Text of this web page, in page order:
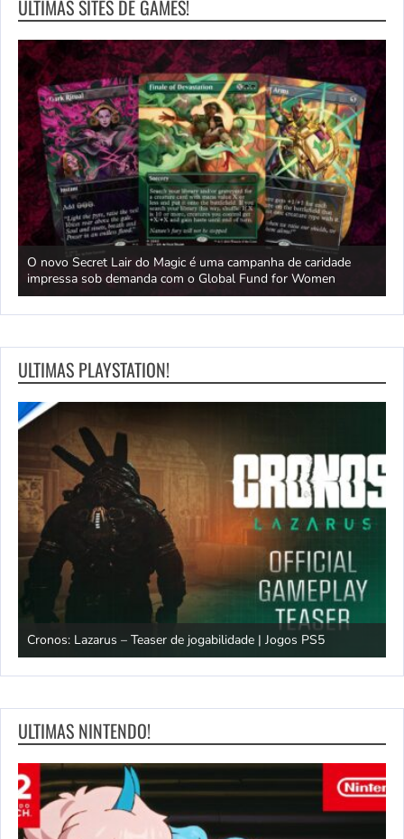
ULTIMAS SITES DE GAMES!
O novo Secret Lair do Magic é uma campanha de caridade
impressa sob demanda com o Global Fund for Women
ULTIMAS PLAYSTATION!
Cronos: Lazarus – Teaser de jogabilidade | Jogos PS5
ULTIMAS NINTENDO!